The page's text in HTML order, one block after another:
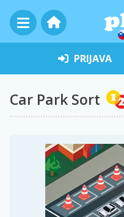
PRIJAVA
Car Park Sort